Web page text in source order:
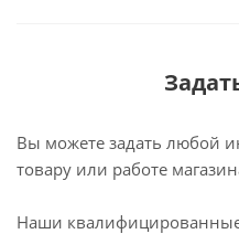
Вы можете задать любой
товару или работе
Наши